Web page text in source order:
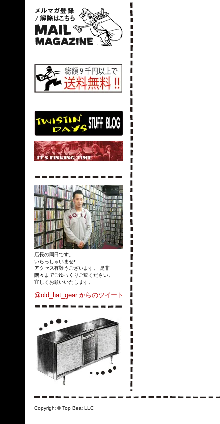
店長の岡田です。
いらっしゃいませ!!
アクセス有難うございます。 是非
隅々までごゆっくりご覧ください。
宜しくお願いいたします。
@old_hat_gear からのツイート
Copyright © Top Beat LLC